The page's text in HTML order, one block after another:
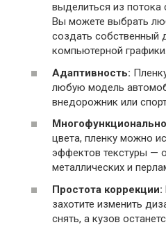
выделиться из потока
Вы можете выбрать
создать
компьютерной графики.
Адаптивность:
любую модель
внедорожник или
цвета, пленку можно
эффектов текстуры —
металлических и
Простота коррекции:
захотите изменить
снять, а кузов